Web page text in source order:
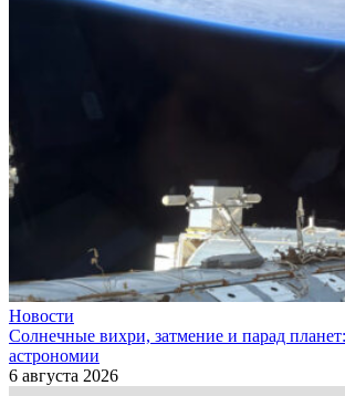
Новости
Солнечные вихри, затмение и парад
астрономии
6 августа 2026